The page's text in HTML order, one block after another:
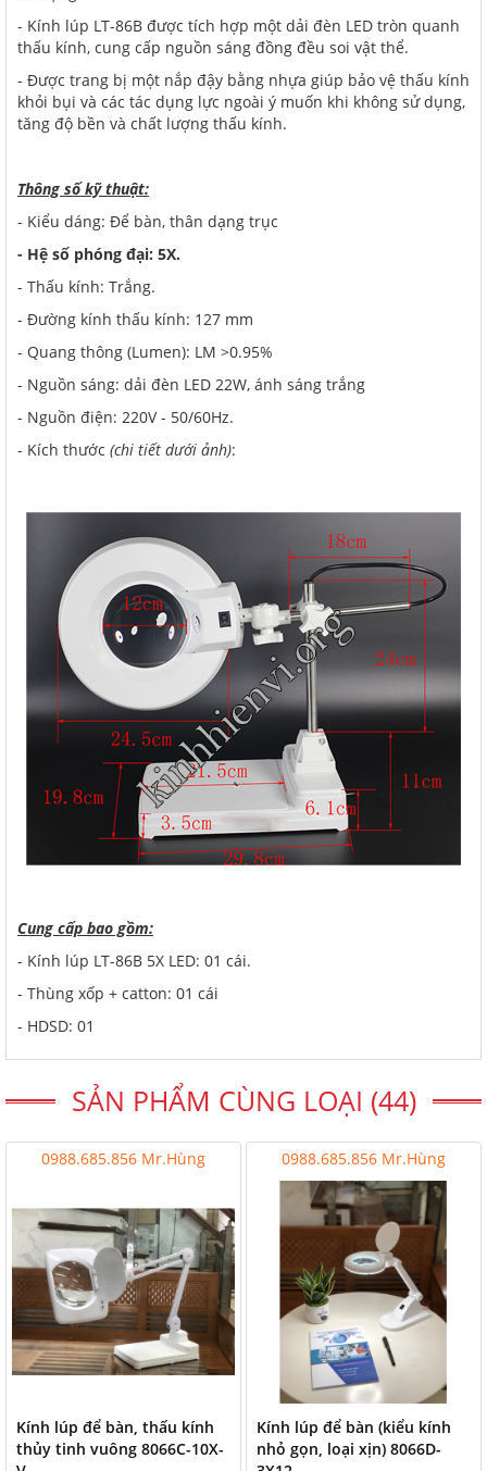
- Kính lúp LT-86B được tích hợp một dải đèn LED tròn quanh
thấu kính, cung cấp nguồn sáng đồng đều soi vật thể.
- Được trang bị một nắp đậy bằng nhựa giúp bảo vệ thấu kính
khỏi bụi và các tác dụng lực ngoài ý muốn khi không sử dụng,
tăng độ bền và chất lượng thấu kính.
Thông số kỹ thuật:
- Kiểu dáng: Để bàn, thân dạng trục
- Hệ số phóng đại: 5X.
- Thấu kính: Trắng.
- Đường kính thấu kính: 127 mm
- Quang thông (Lumen): LM >0.95%
- Nguồn sáng: dải đèn LED 22W, ánh sáng trắng
- Nguồn điện: 220V - 50/60Hz.
- Kích thước (chi tiết dưới ảnh):
Cung cấp bao gồm:
- Kính lúp LT-86B 5X LED: 01 cái.
- Thùng xốp + catton: 01 cái
- HDSD: 01
SẢN PHẨM CÙNG LOẠI (44)
0988.685.856 Mr.Hùng
Kính lúp để bàn, thấu kính
thủy tinh vuông 8066C-10X-
0988.685.856 Mr.Hùng
Kính lúp để bàn (kiểu kính
nhỏ gọn, loại xịn) 8066D-